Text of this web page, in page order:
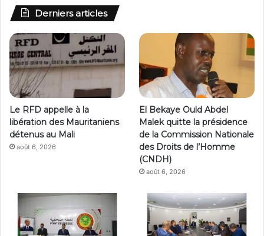
Derniers articles
Le RFD appelle à la
libération des Mauritaniens
détenus au Mali
août 6, 2026
El Bekaye Ould Abdel
Malek quitte la présidence
de la Commission Nationale
des Droits de l’Homme
(CNDH)
août 6, 2026